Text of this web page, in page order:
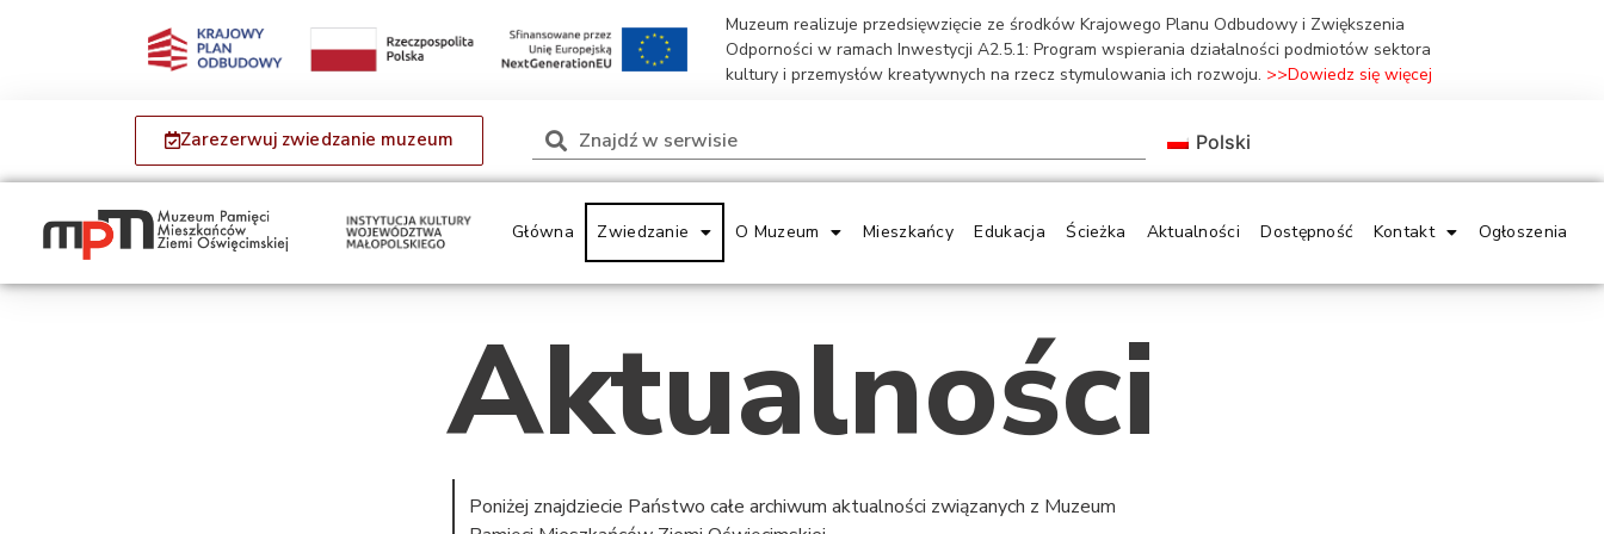
Muzeum realizuje przedsięwzięcie ze środków Krajowego Planu Odbudowy i Zwiększenia
Odporności w ramach Inwestycji A2.5.1: Program wspierania działalności podmiotów sektora
kultury i przemysłów kreatywnych na rzecz stymulowania ich rozwoju. >>Dowiedz się więcej
Zarezerwuj zwiedzanie muzeum Polski
Główna Zwiedzanie O Muzeum Mieszkańcy Edukacja Ścieżka Aktualności Dostępność Kontakt Ogłoszenia
Aktualności
Poniżej znajdziecie Państwo całe archiwum aktualności związanych z Muzeum